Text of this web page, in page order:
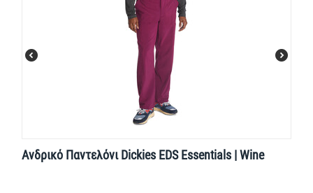
Ανδρικό Παντελόνι Dickies EDS Essentials | Wine